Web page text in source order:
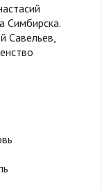
Симбирска.
Савельев,